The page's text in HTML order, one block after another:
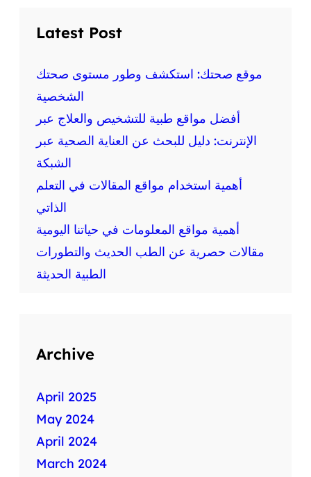
ت
غ
ا
ة
Latest Post
موقع صحتك: استكشف وطور مستوى صحتك
الشخصية
أفضل مواقع طبية للتشخيص والعلاج عبر
الإنترنت: دليل للبحث عن العناية الصحية عبر
الشبكة
أهمية استخدام مواقع المقالات في التعلم
الذاتي
أهمية مواقع المعلومات في حياتنا اليومية
مقالات حصرية عن الطب الحديث والتطورات
الطبية الحديثة
Archive
April 2025
May 2024
April 2024
March 2024